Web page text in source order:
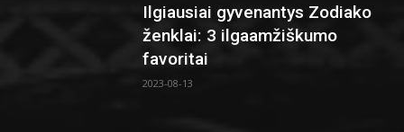
Ilgiausiai gyvenantys Zodiako
ženklai: 3 ilgaamžiškumo
favoritai
2023-08-13